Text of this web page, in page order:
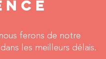
ferons de notre
les meilleurs délais.